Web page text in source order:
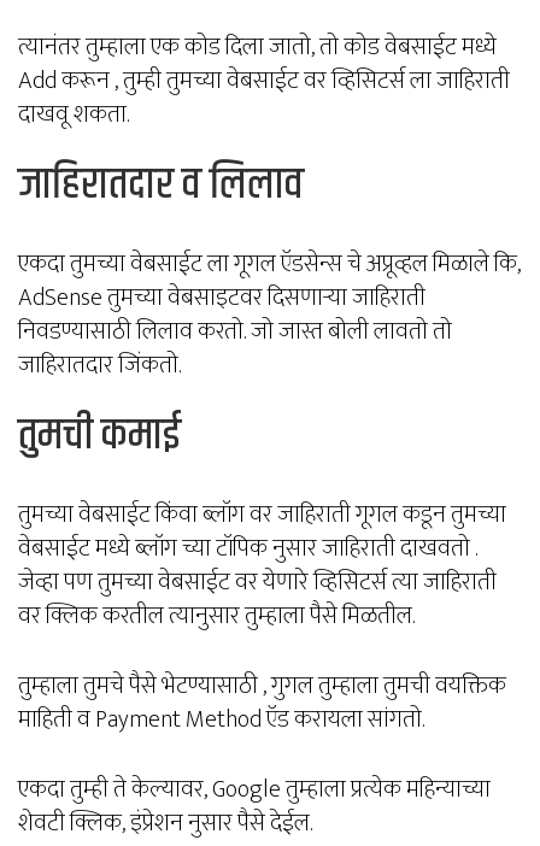
त्यानंतर तुम्हाला एक कोड दिला जातो, तो कोड वेबसाईट मध्ये
Add करून , तुम्ही तुमच्या वेबसाईट वर व्हिसिटर्स ला जाहिराती
दाखवू शकता.
जाहिरातदार व लिलाव
एकदा तुमच्या वेबसाईट ला गूगल ऍडसेन्स चे अप्रूव्हल मिळाले कि,
AdSense तुमच्या वेबसाइटवर दिसणाऱ्या जाहिराती
निवडण्यासाठी लिलाव करतो. जो जास्त बोली लावतो तो
जाहिरातदार जिंकतो.
तुमची कमाई
तुमच्या वेबसाईट किंवा ब्लॉग वर जाहिराती गूगल कडून तुमच्या
वेबसाईट मध्ये ब्लॉग च्या टॉपिक नुसार जाहिराती दाखवतो .
जेव्हा पण तुमच्या वेबसाईट वर येणारे व्हिसिटर्स त्या जाहिराती
वर क्लिक करतील त्यानुसार तुम्हाला पैसे मिळतील.
तुम्हाला तुमचे पैसे भेटण्यासाठी , गुगल तुम्हाला तुमची वयक्तिक
माहिती व Payment Method ऍड करायला सांगतो.
एकदा तुम्ही ते केल्यावर, Google तुम्हाला प्रत्येक महिन्याच्या
शेवटी क्लिक, इंप्रेशन नुसार पैसे देईल.